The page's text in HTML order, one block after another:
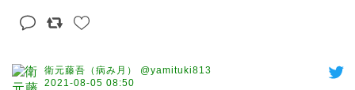
衛元藤吾（病み月） @yamituki813
2021-08-05 08:50